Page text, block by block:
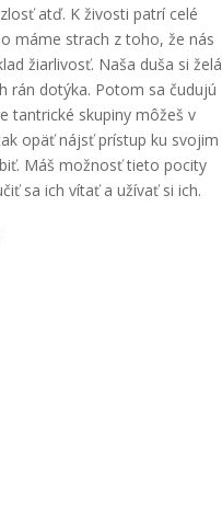
atď. K živosti patrí celé
máme strach z toho, že nás
žiarlivosť. Naša duša si želá
rán dotýka. Potom sa čudujú
tantrické skupiny môžeš v
opäť nájsť prístup ku svojim
Máš možnosť tieto pocity
sa ich vítať a užívať si ich.